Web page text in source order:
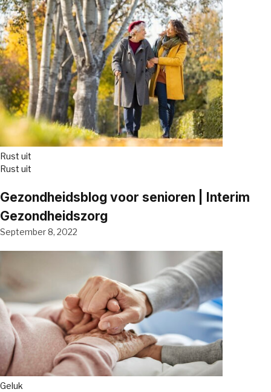
Rust uit
Rust uit
Gezondheidsblog voor senioren | Interim
Gezondheidszorg
September 8, 2022
Geluk